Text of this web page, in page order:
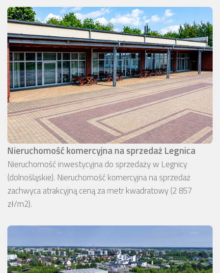
Nieruchomość komercyjna na sprzedaż Legnica
Nieruchomość inwestycyjna do sprzedaży w Legnicy
(dolnośląskie). Nieruchomość komercyjna na sprzedaż
zachwyca atrakcyjną ceną za metr kwadratowy (2 857
zł/m2).